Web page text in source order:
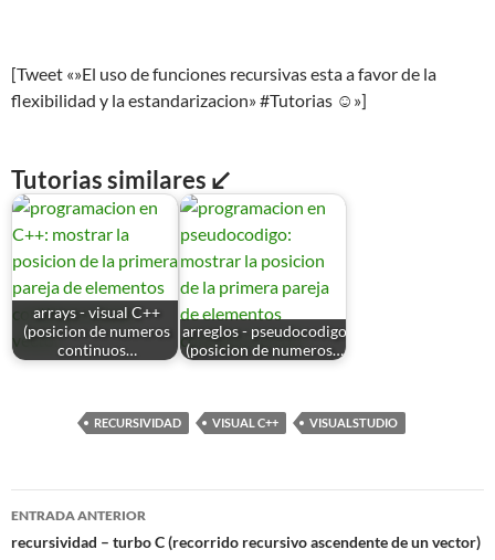
[Tweet «»El uso de funciones recursivas esta a favor de la
flexibilidad y la estandarizacion» #Tutorias ☺»]
Tutorias similares ↙
arrays - visual C++
(posicion de numeros
continuos…
arreglos - pseudocodigo
(posicion de numeros…
RECURSIVIDAD VISUAL C++ VISUALSTUDIO
Navegación
de
ENTRADA ANTERIOR
recursividad – turbo C (recorrido recursivo ascendente de un vector)